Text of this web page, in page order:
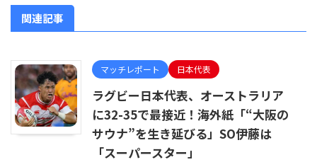
関連記事
マッチレポート 日本代表
ラグビー日本代表、オーストラリア
に32-35で最接近！海外紙「“大阪の
サウナ”を生き延びる」SO伊藤は
「スーパースター」